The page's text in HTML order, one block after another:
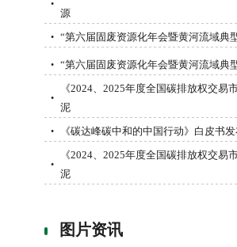
•
源
• “第六届固废资源化年会暨黄河流域典
• “第六届固废资源化年会暨黄河流域典
•
《2024、2025年度全国碳排放权交易
泥
• 《碳达峰碳中和的中国行动》白皮书
•
《2024、2025年度全国碳排放权交易
泥
图片资讯